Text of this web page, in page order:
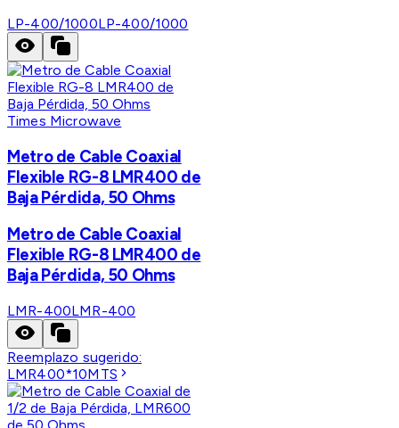
LP-400/1000LP-400/1000
Times Microwave
Metro de Cable Coaxial
Flexible RG-8 LMR400 de
Baja Pérdida, 50 Ohms
Metro de Cable Coaxial
Flexible RG-8 LMR400 de
Baja Pérdida, 50 Ohms
LMR-400LMR-400
Reemplazo sugerido:
LMR400*10MTS